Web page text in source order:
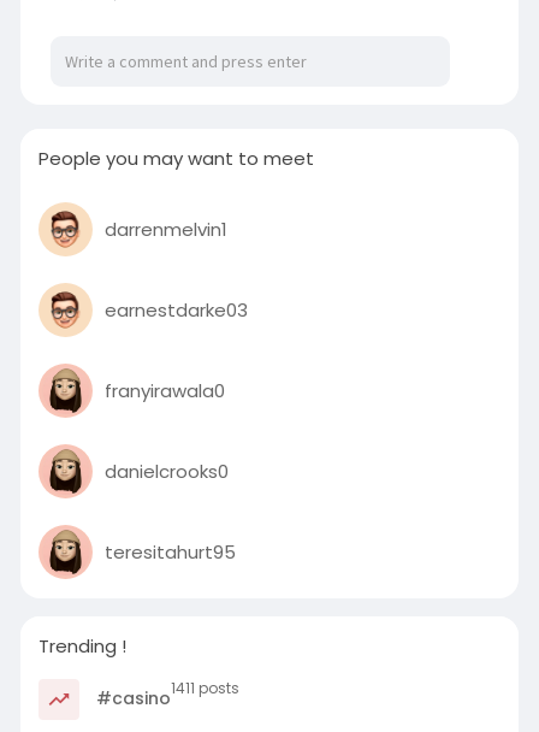
People you may want to meet
darrenmelvin1
earnestdarke03
franyirawala0
danielcrooks0
teresitahurt95
Trending !
#casino1411 posts